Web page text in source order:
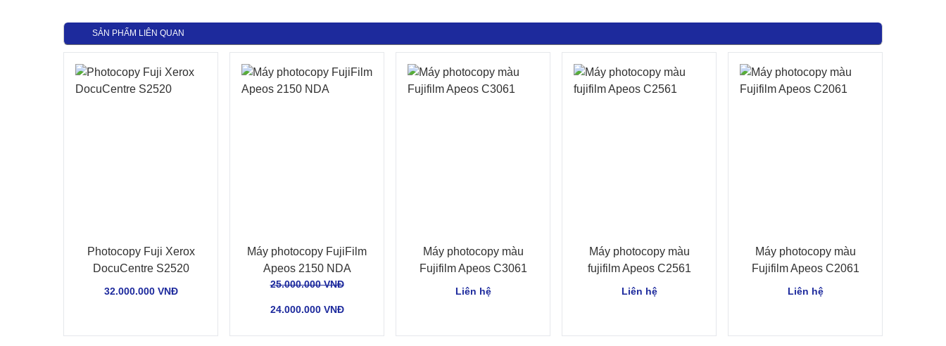
SẢN PHẨM LIÊN QUAN
Photocopy Fuji Xerox
DocuCentre S2520
32.000.000 VNĐ
Máy photocopy FujiFilm
Apeos 2150 NDA
25.000.000 VNĐ
24.000.000 VNĐ
Máy photocopy màu
Fujifilm Apeos C3061
Liên hệ
Máy photocopy màu
fujifilm Apeos C2561
Liên hệ
Máy photocopy màu
Fujifilm Apeos C2061
Liên hệ